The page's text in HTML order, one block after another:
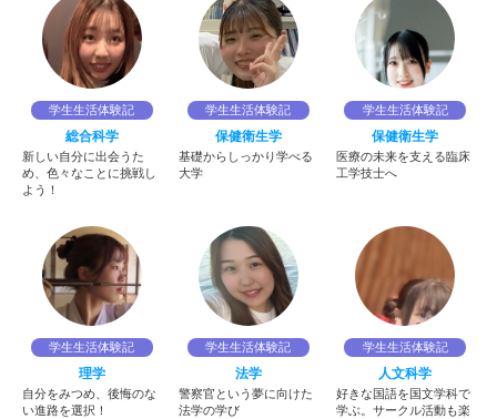
学生生活体験記
総合科学
新しい自分に出会うた
め、色々なことに挑戦し
よう！
学生生活体験記
保健衛生学
基礎からしっかり学べる
大学
学生生活体験記
保健衛生学
医療の未来を支える臨床
工学技士へ
学生生活体験記
理学
自分をみつめ、後悔のな
い進路を選択！
学生生活体験記
法学
警察官という夢に向けた
法学の学び
学生生活体験記
人文科学
好きな国語を国文学科で
学ぶ。サークル活動も楽